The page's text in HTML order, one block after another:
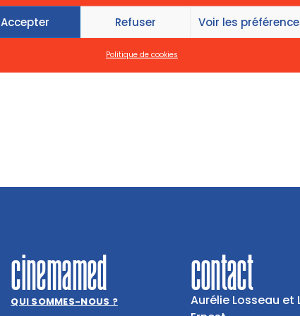
Accepter Refuser Voir les
Politique de cookies
cinemamed
QUI SOMMES-NOUS ?
contact
Aurélie Losseau et